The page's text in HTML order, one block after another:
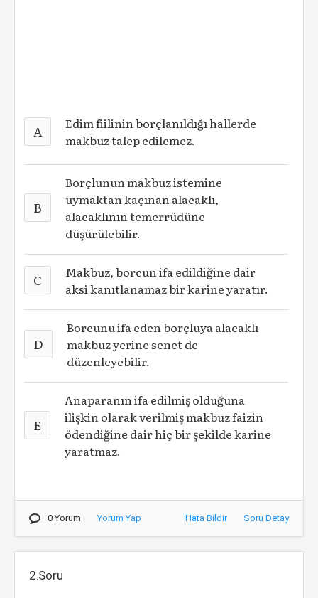
A
Edim fiilinin borçlanıldığı hallerde
makbuz talep edilemez.
B
Borçlunun makbuz istemine
uymaktan kaçınan alacaklı,
alacaklının temerrüdüne
düşürülebilir.
C
Makbuz, borcun ifa edildiğine dair
aksi kanıtlanamaz bir karine yaratır.
D
Borcunu ifa eden borçluya alacaklı
makbuz yerine senet de
düzenleyebilir.
E
Anaparanın ifa edilmiş olduğuna
ilişkin olarak verilmiş makbuz faizin
ödendiğine dair hiç bir şekilde karine
yaratmaz.
0 Yorum Yorum Yap Hata Bildir Soru Detay
2.Soru